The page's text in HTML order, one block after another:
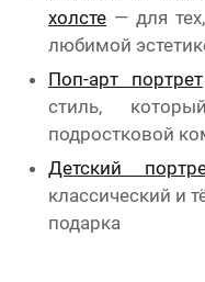
холсте — для
любимой
Поп-арт портрет
стиль,
подростковой
Детский
классический и
подарка